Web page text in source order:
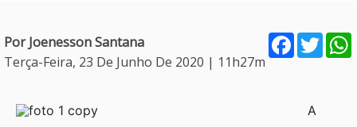
Por Joenesson Santana
Terça-Feira, 23 De Junho De 2020 | 11h27m
Facebook
A